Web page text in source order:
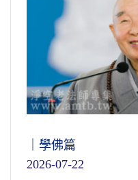
｜學佛篇
2026-07-22